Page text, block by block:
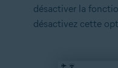
désactiver la
désactivez cette